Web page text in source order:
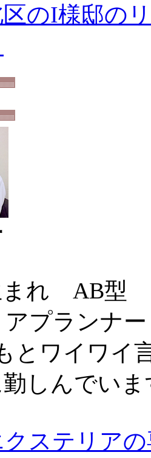
区のI様邸の
まれ AB型
プランナー
とワイワイ
しんでいま
クステリア